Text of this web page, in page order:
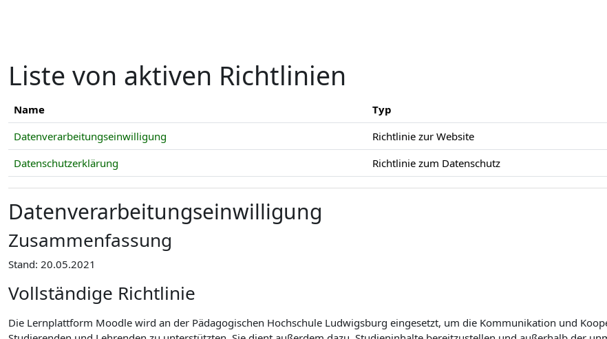
Liste von aktiven Richtlinien
Name Typ
Datenverarbeitungseinwilligung
Richtlinie zur Website
Datenschutzerklärung
Richtlinie zum Datenschutz
Datenverarbeitungseinwilligung
Zusammenfassung
Stand: 20.05.2021
Vollständige Richtlinie
Die Lernplattform Moodle wird an der Pädagogischen Hochschule Ludwigsburg eingesetzt, um die Kommunikation und